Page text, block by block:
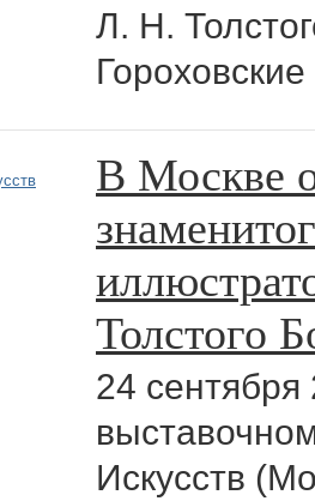
Л. Н.
В Москве
Толстого
24 сентября
Искусств